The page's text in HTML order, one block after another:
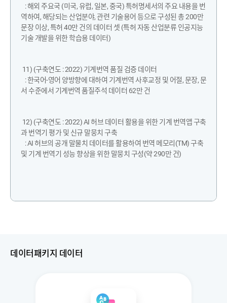
: 해외 주요국 (미국, 유럽, 일본, 중국) 특허명세서의 주요 내용을 번
역하여, 해당되는 산업분야, 관련 기술용어 등으로 구성된 총 200만
문장 이상, 특허 40만 건의 데이터 셋 (특허 자동 산업분류 인공지능
기술 개발을 위한 학습용 데이터)
11) (구축연도 : 2022) 기계번역 품질 검증 데이터
: 한국어-영어 양방향에 대하여 기계번역 사후교정 및 어절, 문장, 문
서 수준에서 기계번역 품질주석 데이터 62만 건
12) (구축연도 : 2022) AI 허브 데이터 활용을 위한 기계 번역앱 구축
과 번역기 평가 및 신규 말뭉치 구축
: AI 허브의 공개 말물치 데이터를 활용하여 번역 메모리(TM) 구축
및 기계 번역기 성능 향상을 위한 말뭉치 구성(약 290만 건)
데이터패키지 데이터